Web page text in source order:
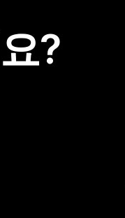
?